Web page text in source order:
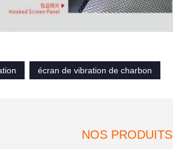
écran de vibration de charbon
NOS PRODUITS